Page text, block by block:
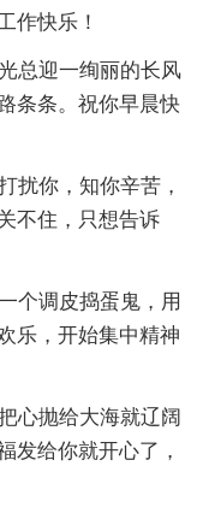
作快乐！
总迎一绚丽的长风
条条。祝你早晨快
扰你，知你辛苦，
不住，只想告诉
个调皮捣蛋鬼，用
乐，开始集中精神
心抛给大海就辽阔
发给你就开心了，